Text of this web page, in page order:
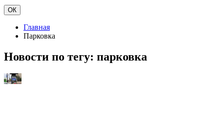
ОК
Главная
Парковка
Новости по тегу: парковка